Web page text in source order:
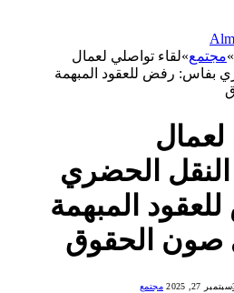
»مجتمع»لقاء تواصلي لعمال
بفاس: رفض للعقود المبهمة
لعمال
الحضري
المبهمة
صون الحقوق
سبتمبر 27, 2025 مجتمع